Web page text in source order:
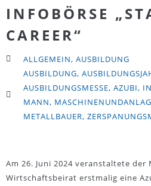
INFOBÖRSE
CAREER“
ALLGEMEIN, AUSBILDUNG
AUSBILDUNG,
AUSBILDUNGSMESSE, AZUBI,
MANN,
METALLBAUER,
Am 26. Juni 2024 veranstaltete der
Wirtschaftsbeirat erstmalig eine